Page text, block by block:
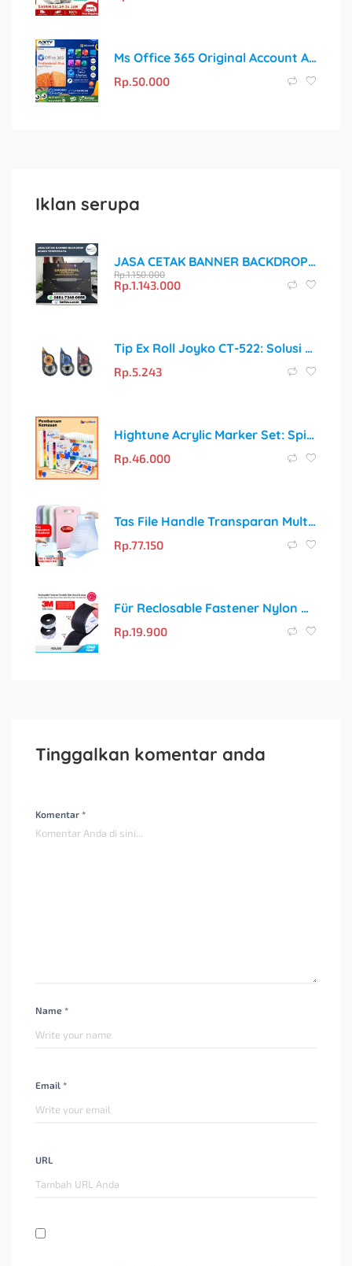
Ms Office 365 Original Account Activation License 5 Devices Pc Mac Tab
Rp.50.000
Iklan serupa
JASA CETAK BANNER BACKDROP ACARA TERPERCAYA
Rp.1.150.000
Rp.1.143.000
Tip Ex Roll Joyko CT-522: Solusi Koreksi yang Bersih dan Cepat
Rp.5.243
Hightune Acrylic Marker Set: Spidol Akrilik Premium untuk Karya Seni Anda
Rp.46.000
Tas File Handle Transparan Multi Layer – Solusi Penyimpanan Dokumen Terbaik
Rp.77.150
Für Reclosable Fastener Nylon Hook & Loop Double Tape Perekat Serbaguna Original
Rp.19.900
Tinggalkan komentar anda
Komentar *
Name *
Email *
URL